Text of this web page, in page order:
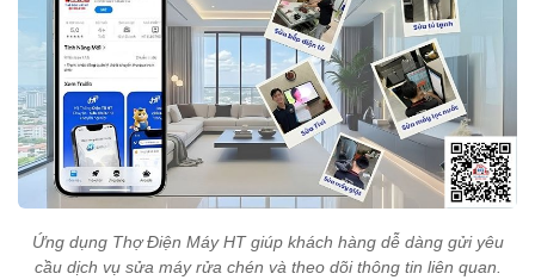
Ứng dụng Thợ Điện Máy HT giúp khách hàng dễ dàng gửi yêu
cầu dịch vụ sửa máy rửa chén và theo dõi thông tin liên quan.